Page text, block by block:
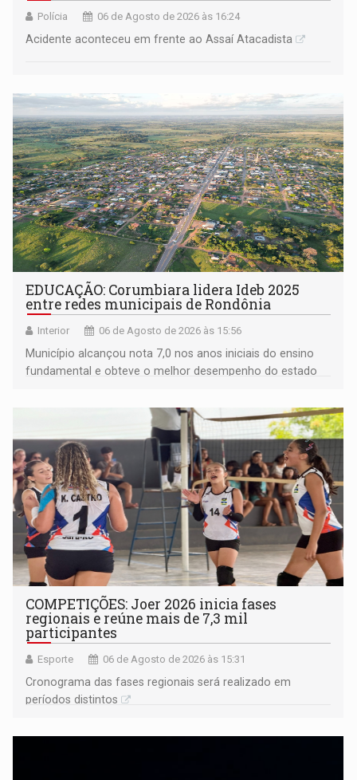
Polícia 06 de Agosto de 2026 às 16:24
Acidente aconteceu em frente ao Assaí Atacadista
EDUCAÇÃO: Corumbiara lidera Ideb 2025
entre redes municipais de Rondônia
Interior 06 de Agosto de 2026 às 15:56
Município alcançou nota 7,0 nos anos iniciais do ensino
fundamental e obteve o melhor desempenho do estado
COMPETIÇÕES: Joer 2026 inicia fases
regionais e reúne mais de 7,3 mil
participantes
Esporte 06 de Agosto de 2026 às 15:31
Cronograma das fases regionais será realizado em
períodos distintos